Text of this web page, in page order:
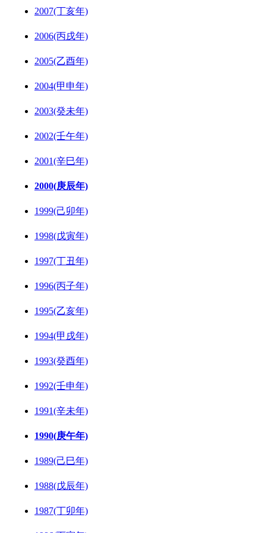
2007(丁亥年)
2006(丙戌年)
2005(乙酉年)
2004(甲申年)
2003(癸未年)
2002(壬午年)
2001(辛巳年)
2000(庚辰年)
1999(己卯年)
1998(戊寅年)
1997(丁丑年)
1996(丙子年)
1995(乙亥年)
1994(甲戌年)
1993(癸酉年)
1992(壬申年)
1991(辛未年)
1990(庚午年)
1989(己巳年)
1988(戊辰年)
1987(丁卯年)